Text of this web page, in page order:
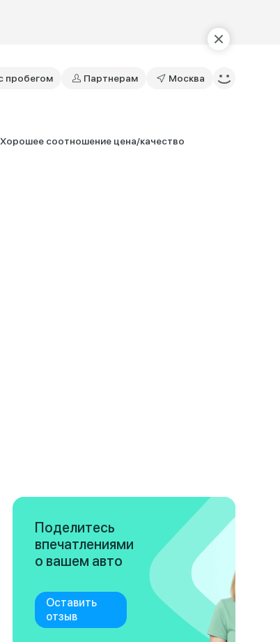
пробегом Партнерам Москва
Хорошее соотношение цена/качество
Поделитесь
впечатлениями
о вашем авто
Оставить
отзыв